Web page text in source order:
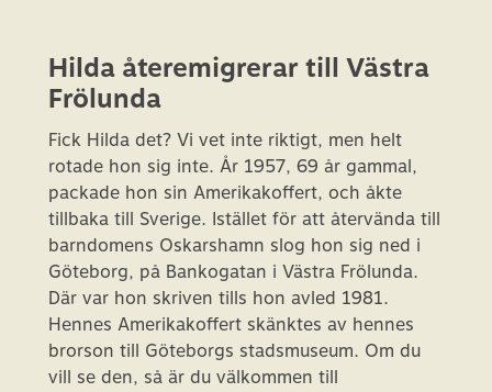
Hilda återemigrerar till Västra
Frölunda
Fick Hilda det? Vi vet inte riktigt, men helt
rotade hon sig inte. År 1957, 69 år gammal,
packade hon sin Amerikakoffert, och åkte
tillbaka till Sverige. Istället för att återvända till
barndomens Oskarshamn slog hon sig ned i
Göteborg, på Bankogatan i Västra Frölunda.
Där var hon skriven tills hon avled 1981.
Hennes Amerikakoffert skänktes av hennes
brorson till Göteborgs stadsmuseum. Om du
vill se den, så är du välkommen till